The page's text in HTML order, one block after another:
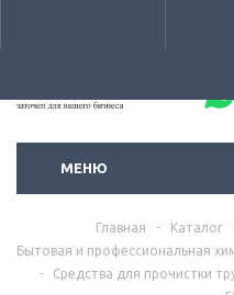
МЕНЮ
Главная - Каталог
Бытовая и профессиональная
-
Средства для прочистки